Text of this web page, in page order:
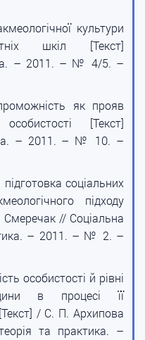
культури
шкіл [Текст]
– 2011. – № 4/5. –
як прояв
[Текст]
– 2011. – № 10. –
соціальних
підходу
// Соціальна
– 2011. – № 2. –
особистості й рівні
в процесі її
/ С. П. Архипова
та практика. –